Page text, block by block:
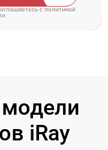
cполитикой
iRay